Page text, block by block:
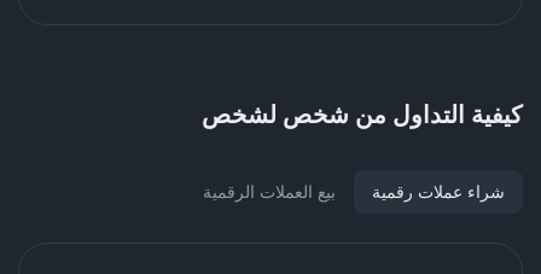
كيفية التداول من شخص لشخص
شراء عملات رقمية بيع العملات الرقمية